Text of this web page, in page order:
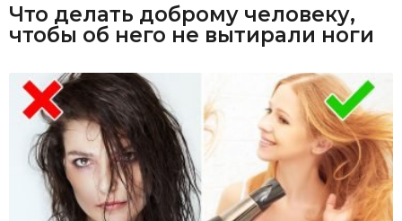
Что делать доброму человеку,
чтобы об него не вытирали ноги